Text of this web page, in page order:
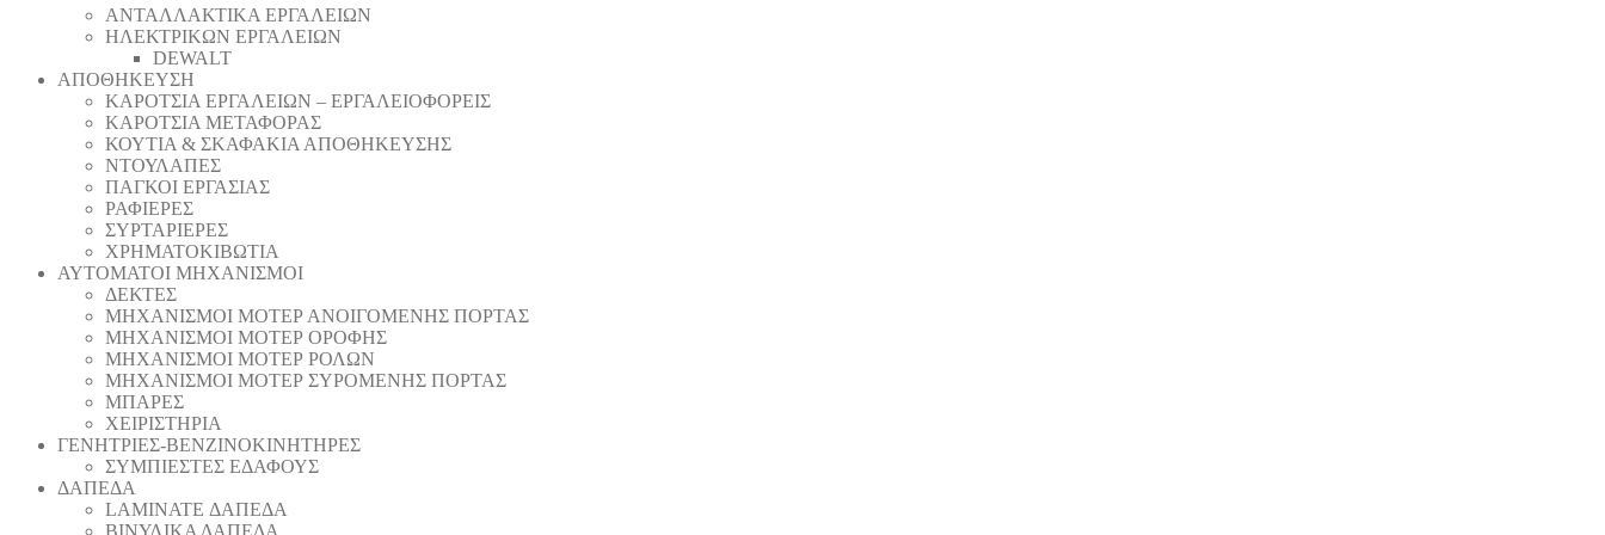
ΑΝΤΑΛΛΑΚΤΙΚΑ ΕΡΓΑΛΕΙΩΝ
ΗΛΕΚΤΡΙΚΩΝ ΕΡΓΑΛΕΙΩΝ
DEWALT
ΑΠΟΘΗΚΕΥΣΗ
ΚΑΡΟΤΣΙΑ ΕΡΓΑΛΕΙΩΝ – ΕΡΓΑΛΕΙΟΦΟΡΕΙΣ
ΚΑΡΟΤΣΙΑ ΜΕΤΑΦΟΡΑΣ
ΚΟΥΤΙΑ & ΣΚΑΦΑΚΙΑ ΑΠΟΘΗΚΕΥΣΗΣ
ΝΤΟΥΛΑΠΕΣ
ΠΑΓΚΟΙ ΕΡΓΑΣΙΑΣ
ΡΑΦΙΕΡΕΣ
ΣΥΡΤΑΡΙΕΡΕΣ
ΧΡΗΜΑΤΟΚΙΒΩΤΙΑ
ΑΥΤΟΜΑΤΟΙ ΜΗΧΑΝΙΣΜΟΙ
ΔΕΚΤΕΣ
ΜΗΧΑΝΙΣΜΟΙ ΜΟΤΕΡ ΑΝΟΙΓΟΜΕΝΗΣ ΠΟΡΤΑΣ
ΜΗΧΑΝΙΣΜΟΙ ΜΟΤΕΡ ΟΡΟΦΗΣ
ΜΗΧΑΝΙΣΜΟΙ ΜΟΤΕΡ ΡΟΛΩΝ
ΜΗΧΑΝΙΣΜΟΙ ΜΟΤΕΡ ΣΥΡΟΜΕΝΗΣ ΠΟΡΤΑΣ
ΜΠΑΡΕΣ
ΧΕΙΡΙΣΤΗΡΙΑ
ΓΕΝΗΤΡΙΕΣ-ΒΕΝΖΙΝΟΚΙΝΗΤΗΡΕΣ
ΣΥΜΠΙΕΣΤΕΣ ΕΔΑΦΟΥΣ
ΔΑΠΕΔΑ
LAMINATE ΔΑΠΕΔΑ